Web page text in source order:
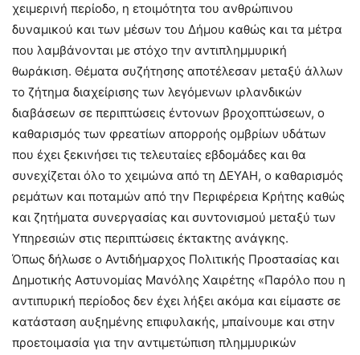
χειμερινή περίοδο, η ετοιμότητα του ανθρώπινου
δυναμικού και των μέσων του Δήμου καθώς και τα μέτρα
που λαμβάνονται με στόχο την αντιπλημμυρική
θωράκιση. Θέματα συζήτησης αποτέλεσαν μεταξύ άλλων
το ζήτημα διαχείρισης των λεγόμενων ιρλανδικών
διαβάσεων σε περιπτώσεις έντονων βροχοπτώσεων, ο
καθαρισμός των φρεατίων απορροής ομβρίων υδάτων
που έχει ξεκινήσει τις τελευταίες εβδομάδες και θα
συνεχίζεται όλο το χειμώνα από τη ΔΕΥΑΗ, ο καθαρισμός
ρεμάτων και ποταμών από την Περιφέρεια Κρήτης καθώς
και ζητήματα συνεργασίας και συντονισμού μεταξύ των
Υπηρεσιών στις περιπτώσεις έκτακτης ανάγκης.
Όπως δήλωσε ο Αντιδήμαρχος Πολιτικής Προστασίας και
Δημοτικής Αστυνομίας Μανόλης Χαιρέτης «Παρόλο που η
αντιπυρική περίοδος δεν έχει λήξει ακόμα και είμαστε σε
κατάσταση αυξημένης επιφυλακής, μπαίνουμε και στην
προετοιμασία για την αντιμετώπιση πλημμυρικών